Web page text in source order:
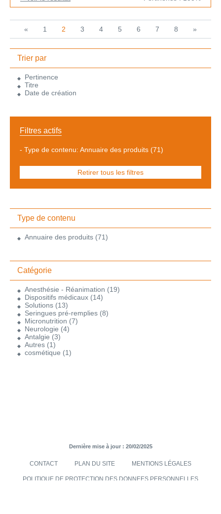
« 1 2 3 4 5 6 7 8 »
Trier par
Pertinence
Titre
Date de création
Filtres actifs
- Type de contenu: Annuaire des produits (71)
Retirer tous les filtres
Type de contenu
Annuaire des produits (71)
Catégorie
Anesthésie - Réanimation (19)
Dispositifs médicaux (14)
Solutions (13)
Seringues pré-remplies (8)
Micronutrition (7)
Neurologie (4)
Antalgie (3)
Autres (1)
cosmétique (1)
Dernière mise à jour : 20/02/2025
CONTACT PLAN DU SITE MENTIONS LÉGALES
POLITIQUE DE PROTECTION DES DONNEES PERSONNELLES